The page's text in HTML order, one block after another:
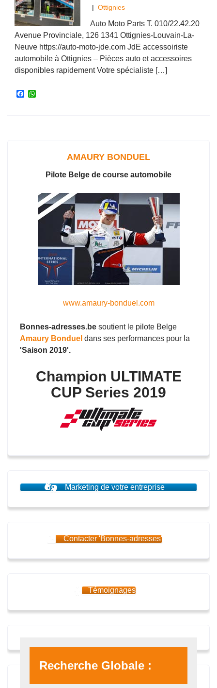
| Ottignies
Auto Moto Parts T. 010/22.42.20
Avenue Provinciale, 126 1341 Ottignies-Louvain-La-
Neuve https://auto-moto-jde.com JdE accessoiriste
automobile à Ottignies – Pièces auto et accessoires
disponibles rapidement Votre spécialiste […]
F
AMAURY BONDUEL
Pilote Belge de course automobile
www.amaury-bonduel.com
Bonnes-adresses.be soutient le pilote Belge
Amaury Bonduel dans ses performances pour la
'Saison 2019'.
Champion ULTIMATE
CUP Series 2019
Marketing de votre entreprise
Contacter 'Bonnes-adresses'
Témoignages
Recherche Globale :